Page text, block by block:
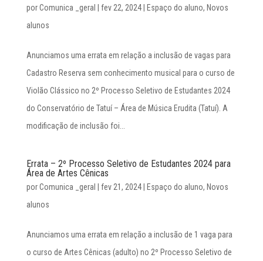
porComunica _geral fev 22, 2024| Espaço do aluno, Novos
alunos
Anunciamos uma errata em relação a inclusão de vagas para
Cadastro Reserva sem conhecimento musical para o curso de
Violão Clássico no 2º Processo Seletivo de Estudantes 2024
do Conservatório de Tatuí – Área de Música Erudita (Tatuí). A
modificação de inclusão foi...
Errata – 2º Processo Seletivo de Estudantes 2024 para
Área de Artes Cênicas
porComunica _geral fev 21, 2024| Espaço do aluno, Novos
alunos
Anunciamos uma errata em relação a inclusão de 1 vaga para
o curso de Artes Cênicas (adulto) no 2º Processo Seletivo de